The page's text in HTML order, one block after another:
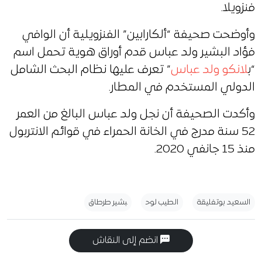
فنزويلا.
وأوضحت صحيفة “ألكارابين” الفنزويلية أن الوافي
فؤاد البشير ولد عباس قدم أوراق هوية تحمل اسم
“بلانكو ولد عباس” تعرف عليها نظام البحث الشامل
الدولي المستخدم في المطار.
وأكدت الصحيفة أن نجل ولد عباس البالغ من العمر
52 سنة مدرج في الخانة الحمراء في قوائم الانتربول
منذ 15 جانفي 2020.
السعيد بوتفليقة الطيب لوح بشير طرطاق
انضم إلى النقاش